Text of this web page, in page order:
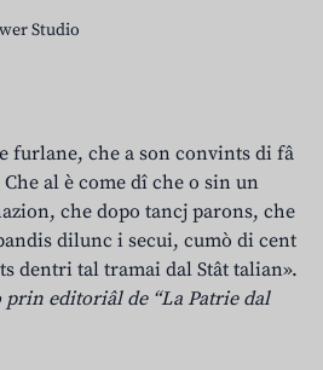
Studio
furlane, che a son convints di fâ
al è come dî che o sin un
che dopo tancj parons, che
dilunc i secui, cumò di cent
dentri tal tramai dal Stât talian».
prin editoriâl de “La Patrie dal